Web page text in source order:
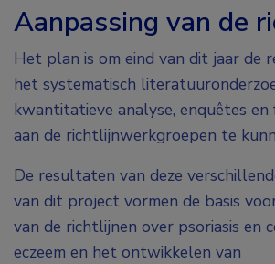
Aanpassing van de
Het plan is om eind van dit jaar de
het systematisch
kwantitatieve analyse, enquêtes en
aan de richtlijnwerkgroepen te
De resultaten van deze
van dit project vormen de basis
van de richtlijnen over psoriasis en
eczeem en het ontwikkelen van